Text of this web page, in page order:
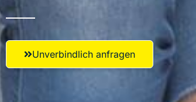
Unverbindlich anfragen